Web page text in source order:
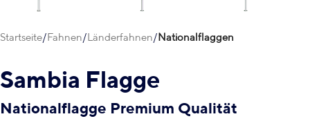
Startseite Fahnen Länderfahnen Nationalflaggen
Sambia Flagge
Nationalflagge Premium Qualität